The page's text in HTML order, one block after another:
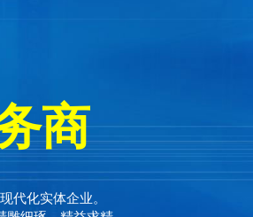
商
代化实体企业。